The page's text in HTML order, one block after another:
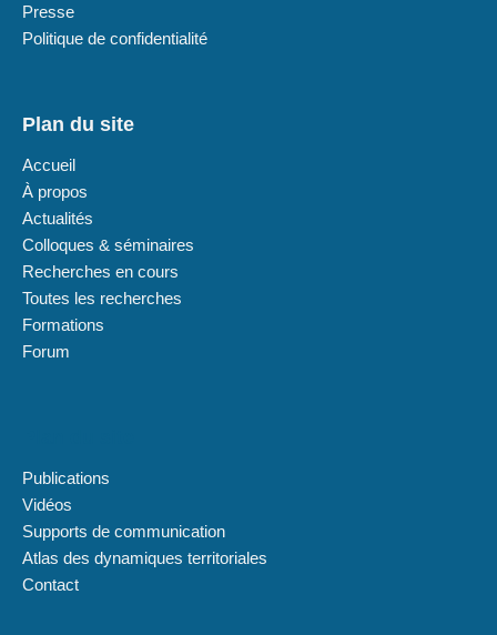
Presse
Politique de confidentialité
Plan du site
Accueil
À propos
Actualités
Colloques & séminaires
Recherches en cours
Toutes les recherches
Formations
Forum
Publications
Vidéos
Supports de communication
Atlas des dynamiques territoriales
Contact